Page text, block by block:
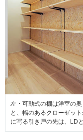
左・可動式の棚は洋室の
と、幅のあるクローゼッ
に写る引き戸の先は、LD